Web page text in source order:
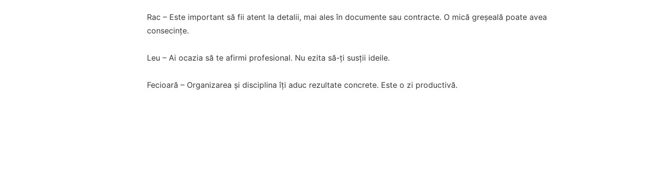
Rac – Este important să fii atent la detalii, mai ales în documente sau contracte. O mică greșeală poate avea
consecințe.
Leu – Ai ocazia să te afirmi profesional. Nu ezita să-ți susții ideile.
Fecioară – Organizarea și disciplina îți aduc rezultate concrete. Este o zi productivă.